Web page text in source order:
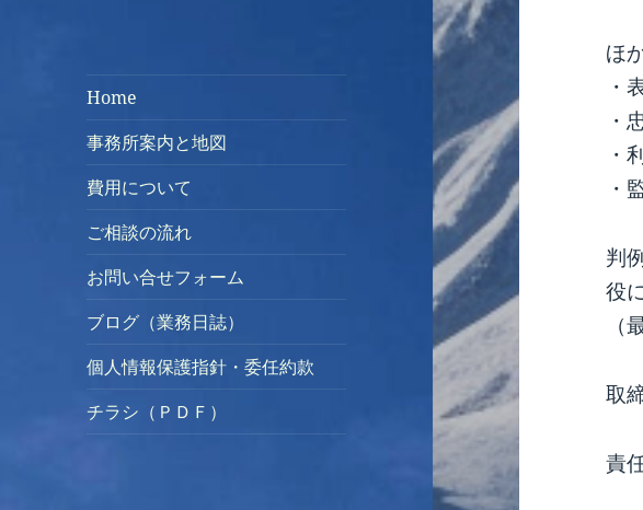
Home
事務所案内と地図
費用について
ご相談の流れ
お問い合せフォーム
ブログ（業務日誌）
個人情報保護指針・委任約款
チラシ（ＰＤＦ）
ほ
・
・
・
・
判
役
（
取
責